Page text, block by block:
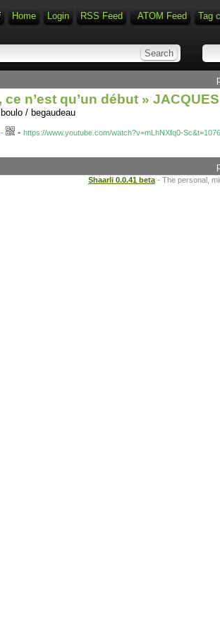
Home Login RSS Feed ATOM Feed Tag
n’est qu’un début »
/ begaudeau
- - https://www.youtube.com/watch?v=mLhNXfq0-Sc&t=1076
Shaarli 0.0.41 beta - The personal,